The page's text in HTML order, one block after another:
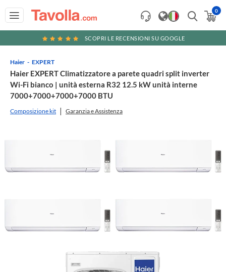
0
SCOPRI LE RECENSIONI SU GOOGLE
Haier EXPERT
Haier EXPERT Climatizzatore a parete quadri split inverter
Wi-Fi bianco | unità esterna R32 12.5 kW unità interne
7000+7000+7000+7000 BTU
Composizione kit Garanzia e Assistenza